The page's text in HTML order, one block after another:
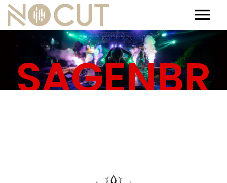
Artists
Artists – Filters
Releases
Events
SAGENBR